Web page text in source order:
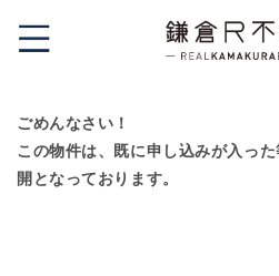
ごめんなさい！
この物件は、既に申し込みが入っ
開となっております。